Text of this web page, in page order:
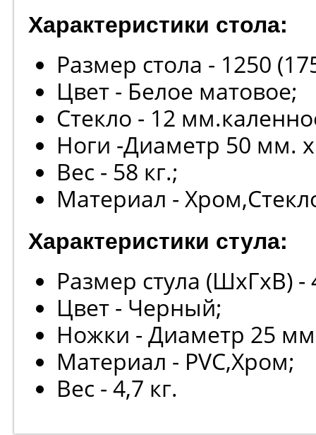
Характеристики стола:
Размер стола - 1250
Цвет - Белое матовое;
Стекло - 12
Ноги -Диаметр 50 мм.
Вес - 58 кг.;
Материал -
Характеристики стула:
Размер стула (ШхГхВ)
Цвет - Черный;
Ножки - Диаметр 25
Материал - PVC,Хром;
Вес - 4,7 кг.